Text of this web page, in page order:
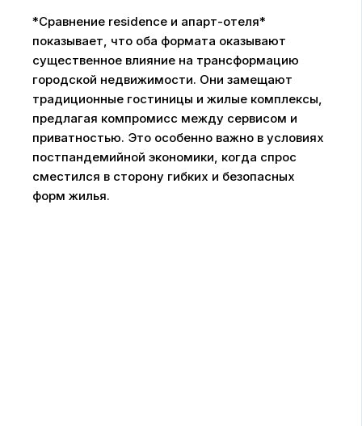
*Сравнение residence и апарт-отеля*
показывает, что оба формата оказывают
существенное влияние на трансформацию
городской недвижимости. Они замещают
традиционные гостиницы и жилые комплексы,
предлагая компромисс между сервисом и
приватностью. Это особенно важно в условиях
постпандемийной экономики, когда спрос
сместился в сторону гибких и безопасных
форм жилья.